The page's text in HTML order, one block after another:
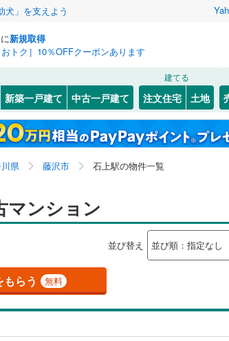
犬」を支えよう
新規取得
おトク］10％OFFクーポンあります
新築一戸建て 中古一戸建て
建てる
注文住宅 土地
県 藤沢市 石上駅の物件一覧
マンション
並び替え
もらう 無料
岩手 宮城 秋田
神奈川 埼玉 千葉
長野 富山
三重
兵庫
島根 岡山 広島 山
常磐線(603)
高崎線(609)
両毛線(54)
烏山線(46
内房線(115)
鹿島線(1)
鶴見線(138)
根岸線(555)
(8) (12) 江ノ島 (2) (2)
ーション
・リフォーム
築古・築30年以上（7
り（9
（4） エレベーター（12）
オートロック （11）
検索条件を保存しました
の検索条件の新着物件通知は、 マイページから設定
関東、石上駅
検索条件を保存する
マイページ
お気に入りリストを
閉じる
お気に入りリストを
閉じる